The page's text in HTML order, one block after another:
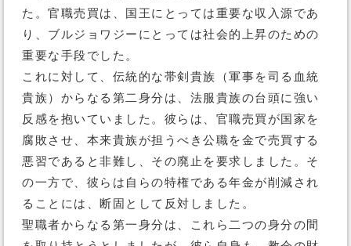
た。官職売買は、国王にとっては重要な収入源であ
り、ブルジョワジーにとっては社会的上昇のための
重要な手段でした。
これに対して、伝統的な帯剣貴族（軍事を司る血統
貴族）からなる第二身分は、法服貴族の台頭に強い
反感を抱いていました。彼らは、官職売買が国家を
腐敗させ、本来貴族が担うべき公職を金で売買する
悪習であると非難し、その廃止を要求しました。そ
の一方で、彼らは自らの特権である年金が削減され
ることには、断固として反対しました。
聖職者からなる第一身分は、これら二つの身分の間